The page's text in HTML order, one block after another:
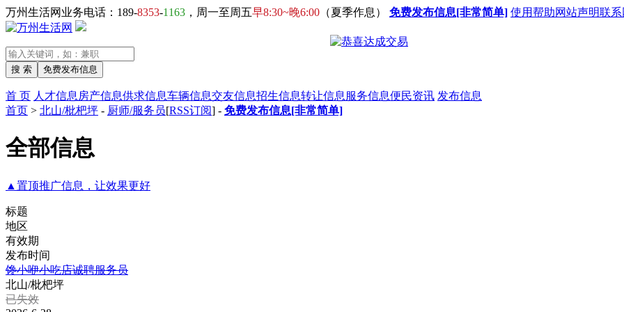
万州生活网业务电话：189-8353-1163 ，周一至周五早8:30~晚6:00 （夏季作息） 免费发布信息[非常简单] 使用帮助网站声明联
首 页 人才信息 房产信息供求信息车辆信息交友信息招生信息转让信息 服务信息便民资讯 发布信息
首页 > 北山/枇杷坪 - 厨师/服务员[RSS订阅] - 免费发布信息[非常简单]
全部信息
▲置顶推广信息，让效果更好
标题
地区
有效期
发布时间
馋小咿小吃店诚聘服务员
北山/枇杷坪
已失效